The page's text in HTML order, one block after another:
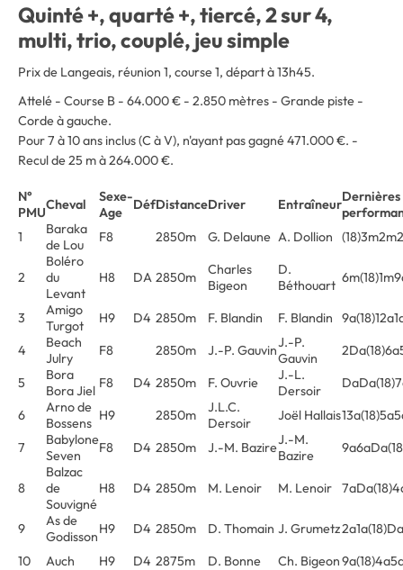
Quinté +, quarté +, tiercé, 2 sur 4,
multi, trio, couplé, jeu simple
Prix de Langeais, réunion 1, course 1, départ à 13h45.
Attelé - Course B - 64.000 € - 2.850 mètres - Grande piste -
Corde à gauche.
Pour 7 à 10 ans inclus (C à V), n'ayant pas gagné 471.000 €. -
Recul de 25 m à 264.000 €.
N°
PMUCheval
Sexe-
Age
DéfDistanceDriver EntraîneurDernières
1
Baraka
de Lou
F8 2850m G. Delaune A. Dollion
2
Boléro
du
Levant
H8 DA 2850m
Charles
Bigeon
D.
Béthouart
3
Amigo
Turgot
H9 D4 2850m F. Blandin F. Blandin
4
Beach
Julry
F8 2850m J.-P. GauvinJ.-P.
Gauvin
5
Bora
Bora Jiel F8 D4 2850m F. Ouvrie
J.-L.
Dersoir
6
Arno de
Bossens H9 2850m
J.L.C.
Dersoir
Joël Hallais
7
Babylone
Seven
F8 D4 2850m J.-M. BazireJ.-M.
Bazire
8
Balzac
de
Souvigné
H8 D4 2850m M. Lenoir M. Lenoir
9
As de
GodissonH9 D4 2850m D. Thomain J. Grumetz
10
Auch H9 D4 2875m D. Bonne Ch. Bigeon